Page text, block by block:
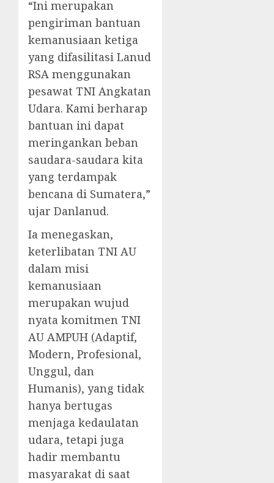
“Ini merupakan
pengiriman bantuan
kemanusiaan ketiga
yang difasilitasi Lanud
RSA menggunakan
pesawat TNI Angkatan
Udara. Kami berharap
bantuan ini dapat
meringankan beban
saudara-saudara kita
yang terdampak
bencana di Sumatera,”
ujar Danlanud.
Ia menegaskan,
keterlibatan TNI AU
dalam misi
kemanusiaan
merupakan wujud
nyata komitmen TNI
AU AMPUH (Adaptif,
Modern, Profesional,
Unggul, dan
Humanis), yang tidak
hanya bertugas
menjaga kedaulatan
udara, tetapi juga
hadir membantu
masyarakat di saat